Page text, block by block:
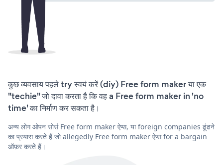
कुछ व्यवसाय पहले try स्वयं करें (diy) Free form maker या एक
"techie" जो दावा करता है कि वह a Free form maker in 'no
time' का निर्माण कर सकता है।
अन्य लोग ओपन सोर्स Free form maker ऐप्स, या foreign companies ढूंढने
का प्रयास करते हैं जो allegedly Free form maker ऐप्स for a bargain
ऑफ़र करते हैं।